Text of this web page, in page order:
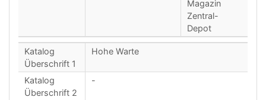
Magazin
Zentral-
Depot
Katalog
Überschrift 1
Hohe Warte
Katalog
Überschrift 2
-